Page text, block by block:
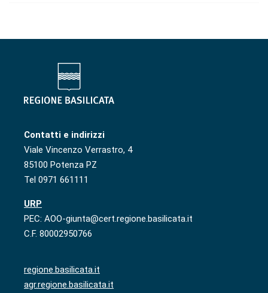
Contatti e indirizzi
Viale Vincenzo Verrastro, 4
85100 Potenza PZ
Tel 0971 661111
URP
PEC: AOO-giunta@cert.regione.basilicata.it
C.F. 80002950766
regione.basilicata.it
agr.regione.basilicata.it